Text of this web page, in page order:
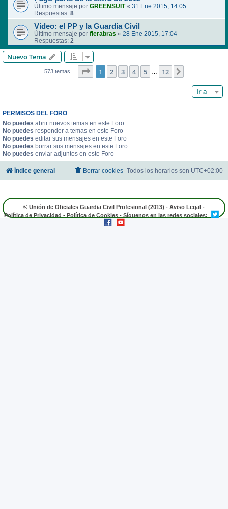
Último mensaje por GREENSUIT« 31 Ene 2015, 14:05
Respuestas: 8
Video: el PP y la Guardia Civil
Último mensaje por fierabras « 28 Ene 2015, 17:04
Respuestas: 2
Nuevo Tema
573 temas Página de 12
1 2 3 4 5 … 12
Ir a
PERMISOS DEL FORO
No puedes abrir nuevos temas en este Foro
No puedes responder a temas en este Foro
No puedes editar sus mensajes en este Foro
No puedes borrar sus mensajes en este Foro
No puedes enviar adjuntos en este Foro
Índice general Todos los horarios son UTC+02:00
Borrar cookies
© Unión de Oficiales Guardia Civil Profesional (2013) - Aviso Legal -
Política de Privacidad-Política de Cookies- Síguenos en las redes sociales: